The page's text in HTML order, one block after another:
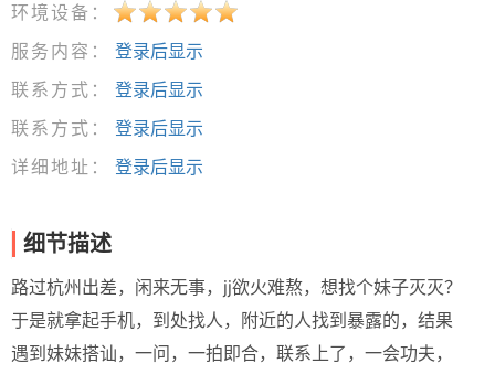
环境设备：
服务内容：
登录后显示
联系方式：
登录后显示
联系方式：
登录后显示
详细地址：
登录后显示
细节描述
路过杭州出差，闲来无事，jj欲火难熬，想找个妹子灭灭？
于是就拿起手机，到处找人，附近的人找到暴露的，结果
遇到妹妹搭讪，一问，一拍即合，联系上了，一会功夫，